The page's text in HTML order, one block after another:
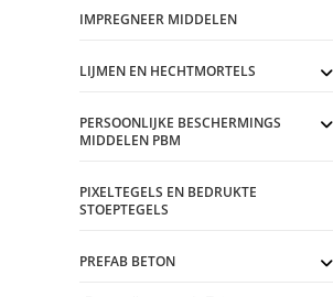
IMPREGNEER MIDDELEN
LIJMEN EN HECHTMORTELS
PERSOONLIJKE BESCHERMINGS
MIDDELEN PBM
PIXELTEGELS EN BEDRUKTE
STOEPTEGELS
PREFAB BETON